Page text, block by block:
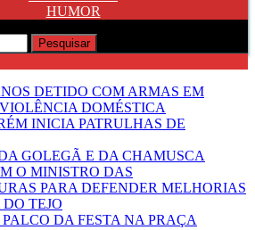
HUMOR
DETIDO COM ARMAS EM
DOMÉSTICA
INICIA PATRULHAS DE
GOLEGÃ E DA CHAMUSCA
O MINISTRO DAS
PARA DEFENDER MELHORIAS
TEJO
DA FESTA NA PRAÇA